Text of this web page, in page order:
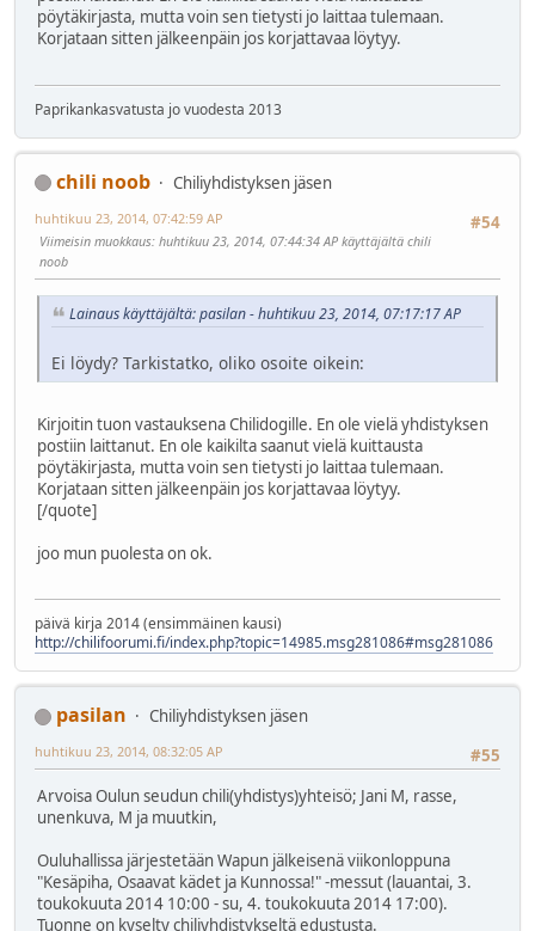
pöytäkirjasta, mutta voin sen tietysti jo laittaa tulemaan.
Korjataan sitten jälkeenpäin jos korjattavaa löytyy.
Paprikankasvatusta jo vuodesta 2013
chili noob
Chiliyhdistyksen jäsen
#54
huhtikuu 23, 2014, 07:42:59 AP
Viimeisin muokkaus: huhtikuu 23, 2014, 07:44:34 AP käyttäjältä chili
noob
Lainaus käyttäjältä: pasilan - huhtikuu 23, 2014, 07:17:17 AP
Ei löydy? Tarkistatko, oliko osoite oikein:
Kirjoitin tuon vastauksena Chilidogille. En ole vielä yhdistyksen
postiin laittanut. En ole kaikilta saanut vielä kuittausta
pöytäkirjasta, mutta voin sen tietysti jo laittaa tulemaan.
Korjataan sitten jälkeenpäin jos korjattavaa löytyy.
[/quote]
joo mun puolesta on ok.
päivä kirja 2014 (ensimmäinen kausi)
http://chilifoorumi.fi/index.php?topic=14985.msg281086#msg281086
pasilan
Chiliyhdistyksen jäsen
#55
huhtikuu 23, 2014, 08:32:05 AP
Arvoisa Oulun seudun chili(yhdistys)yhteisö; Jani M, rasse,
unenkuva, M ja muutkin,
Ouluhallissa järjestetään Wapun jälkeisenä viikonloppuna
"Kesäpiha, Osaavat kädet ja Kunnossa!" -messut (lauantai, 3.
toukokuuta 2014 10:00 - su, 4. toukokuuta 2014 17:00).
Tuonne on kyselty chiliyhdistykseltä edustusta.